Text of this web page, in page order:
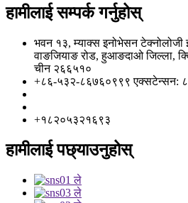
हामीलाई सम्पर्क गर्नुहोस्
भवन १३, म्याक्स इनोभेसन टेक्नोलोजी
वाङजियाङ रोड, हुआङदाओ जिल्ला,
चीन २६६५१०
+८६-५३२-८६७६०९९९ एक्सटेन्सन:
+१८२०५३२१६९३
हामीलाई पछ्याउनुहोस्